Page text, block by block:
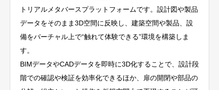
トリアルメタバースプラットフォームです。設計図や製品
データをそのまま3D空間に反映し、建築空間や製品、設
備をバーチャル上で“触れて体験できる”環境を構築しま
す。
BIMデータやCADデータを即時に3D化することで、設計段
階での確認や検証を効率化できるほか、扉の開閉や部品の